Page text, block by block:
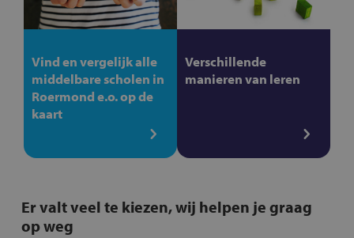
Vind en vergelijk alle
middelbare scholen in
Roermond e.o. op de
kaart
Verschillende
manieren van leren
Er valt veel te kiezen, wij helpen je graag
op weg